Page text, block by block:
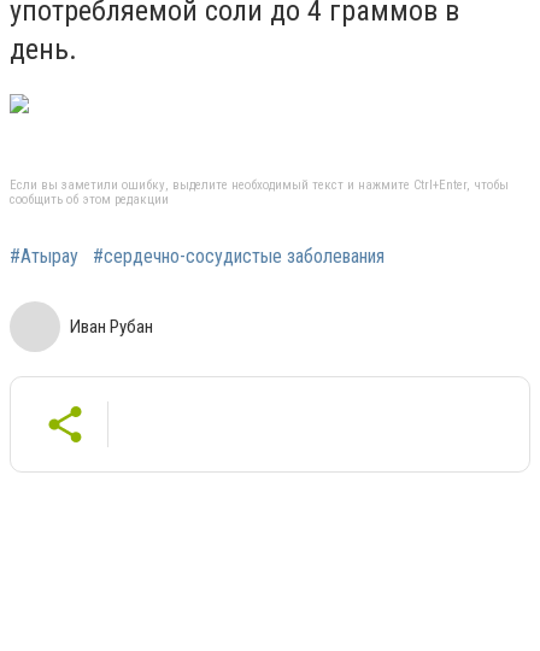
употребляемой соли до 4 граммов в
день.
Если вы заметили ошибку, выделите необходимый текст и нажмите Ctrl+Enter, чтобы
сообщить об этом редакции
#Атырау #сердечно-сосудистые заболевания
Иван Рубан